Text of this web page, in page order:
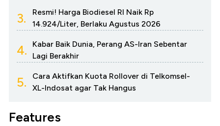
3.
Resmi! Harga Biodiesel RI Naik Rp
14.924/Liter, Berlaku Agustus 2026
4.
Kabar Baik Dunia, Perang AS-Iran Sebentar
Lagi Berakhir
5.
Cara Aktifkan Kuota Rollover di Telkomsel-
XL-Indosat agar Tak Hangus
Features